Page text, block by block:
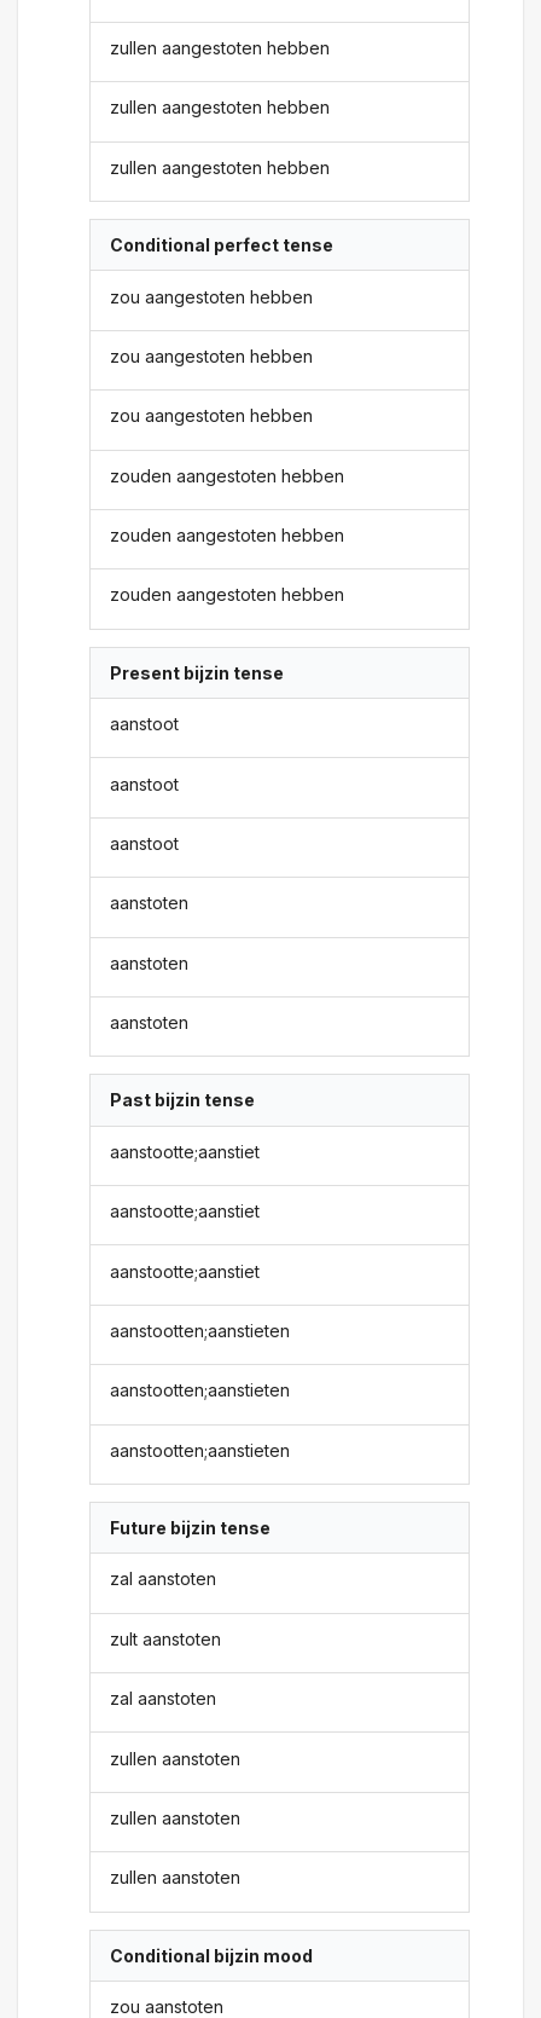
zullen aangestoten hebben
zullen aangestoten hebben
zullen aangestoten hebben
Conditional perfect tense
zou aangestoten hebben
zou aangestoten hebben
zou aangestoten hebben
zouden aangestoten hebben
zouden aangestoten hebben
zouden aangestoten hebben
Present bijzin tense
aanstoot
aanstoot
aanstoot
aanstoten
aanstoten
aanstoten
Past bijzin tense
aanstootte;aanstiet
aanstootte;aanstiet
aanstootte;aanstiet
aanstootten;aanstieten
aanstootten;aanstieten
aanstootten;aanstieten
Future bijzin tense
zal aanstoten
zult aanstoten
zal aanstoten
zullen aanstoten
zullen aanstoten
zullen aanstoten
Conditional bijzin mood
zou aanstoten